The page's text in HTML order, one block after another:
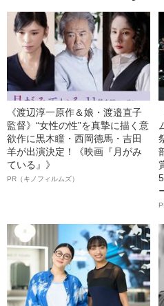
《渡辺淳一原作＆娘・渡邉直子
監督》“女性の性”を真摯に描く意
欲作に黒木瞳・西岡德馬・吉田
羊が出演決定！《映画『月がみ
ている』》
PR（キノフィルムズ）